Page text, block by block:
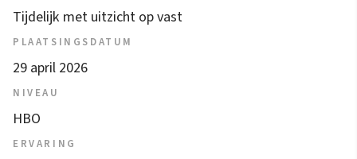
Tijdelijk met uitzicht op vast
PLAATSINGSDATUM
29 april 2026
NIVEAU
HBO
ERVARING